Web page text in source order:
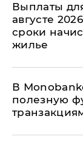
Выплаты
августе
сроки
жилье
В
полезную